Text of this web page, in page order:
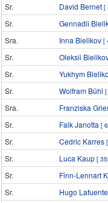
Sr. David Bernet [
Sr.
Gennadii
Sra.
Inna Bielikov [
Sr.
Oleksii
Sr.
Yukhym
Sr.
Wolfram Bühl
Sra.
Franziska
Sr.
Falk Janotta [
Sr.
Cedric Karres
Sr.
Luca Kaup [
Sr. Finn-Lennart
Sr.
Hugo